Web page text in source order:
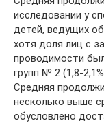
исследовании у
детей, ведущих
хотя доля лиц с
проводимости
групп № 2 (1,8-
Средняя
несколько выше
обусловлено